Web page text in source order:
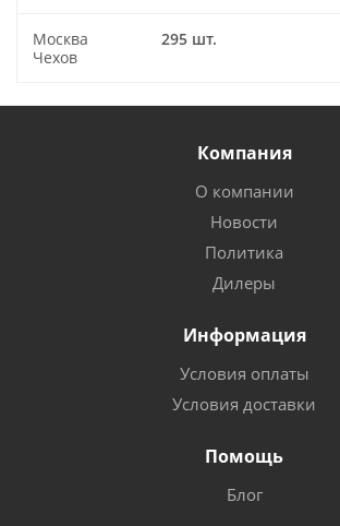
Москва
Чехов
295 шт.
Компания
О компании
Новости
Политика
Дилеры
Информация
Условия оплаты
Условия доставки
Помощь
Блог